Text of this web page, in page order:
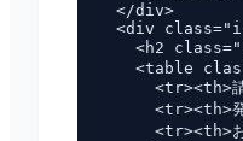
  </div>
<div
<h2
<table
<tr><th>
<tr><th>
<tr><th>